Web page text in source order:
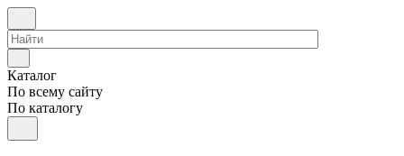
Каталог
По всему сайту
По каталогу